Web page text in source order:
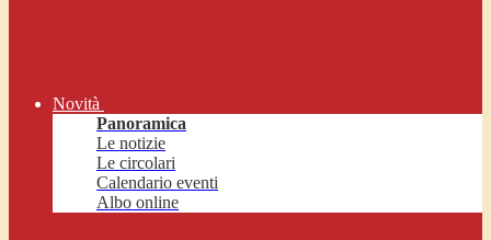
Novità
Panoramica
Le notizie
Le circolari
Calendario eventi
Albo online